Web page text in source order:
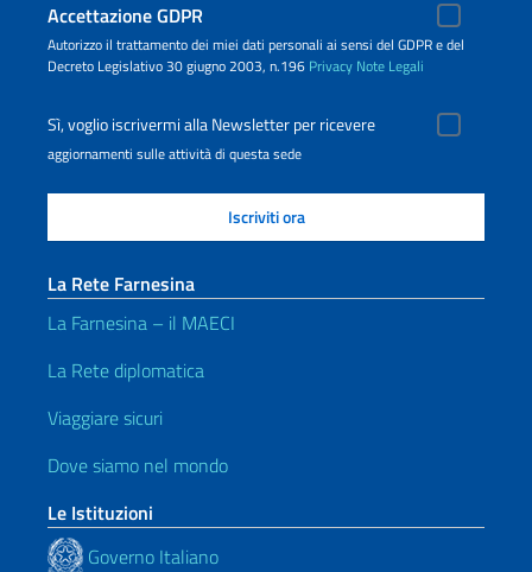
Accettazione GDPR
Autorizzo il trattamento dei miei dati personali ai sensi del GDPR e del
Decreto Legislativo 30 giugno 2003, n.196 Privacy Note Legali
Sì, voglio iscrivermi alla Newsletter per ricevere
aggiornamenti sulle attività di questa sede
La Rete Farnesina
La Farnesina – il MAECI
La Rete diplomatica
Viaggiare sicuri
Dove siamo nel mondo
Le Istituzioni
Governo Italiano